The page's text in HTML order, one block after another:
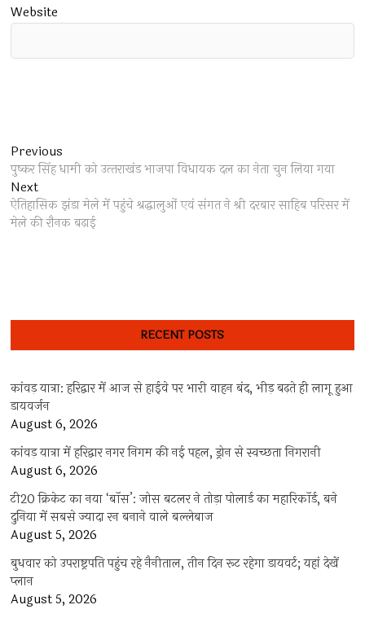
Website
Post
navigation
Previous
post:
पुष्कर सिंह धामी को उत्‍तराखंड भाजपा विधायक दल का नेता चुन लिया गया
NextNext
post:
ऐतिहासिक झंडा मेले में पहुंचे श्रद्धालुओं एवं संगत ने श्री दरबार साहिब परिसर में
मेले की रौनक बढ़ाई
RECENT POSTS
कांवड़ यात्रा: हरिद्वार में आज से हाईवे पर भारी वाहन बंद, भीड़ बढ़ते ही लागू हुआ
डायवर्जन
August 6, 2026
कांवड़ यात्रा में हरिद्वार नगर निगम की नई पहल, ड्रोन से स्वच्छता निगरानी
August 6, 2026
टी20 क्रिकेट का नया ‘बॉस’: जोस बटलर ने तोड़ा पोलार्ड का महारिकॉर्ड, बने
दुनिया में सबसे ज्यादा रन बनाने वाले बल्लेबाज
August 5, 2026
बुधवार को उपराष्ट्रपति पहुंच रहे नैनीताल, तीन दिन रूट रहेगा डायवर्ट; यहां देखें
प्‍लान
August 5, 2026